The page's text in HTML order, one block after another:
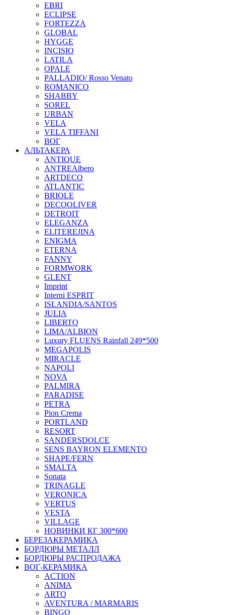
EBRI
ECLIPSE
FORTEZZA
GLOBAL
HYGGE
INCISIO
LATILA
OPALE
PALLADIO/ Rosso Venato
ROMANICO
SHABBY
SOREL
URBAN
VELA
VELA TIFFANI
ВОГ
АЛЬТАКЕРА
ANTIQUE
ANTREAlbero
ARTDECO
ATLANTIC
BRIOLE
DECOOLIVER
DETROIT
ELEGANZA
ELITEREJINA
ENIGMA
ETERNA
FANNY
FORMWORK
GLENT
Imprint
Interni ESPRIT
ISLANDIA/SANTOS
JULIA
LIBERTO
LIMA/ALBION
Luxury FLUENS Rainfall 249*500
MEGAPOLIS
MIRACLE
NAPOLI
NOVA
PALMIRA
PARADISE
PETRA
Pion Crema
PORTLAND
RESORT
SANDERSDOLCE
SENS BAYRON ELEMENTO
SHAPE/FERN
SMALTA
Sonata
TRINAGLE
VERONICA
VERTUS
VESTA
VILLAGE
НОВИНКИ КГ 300*600
БЕРЕЗАКЕРАМИКА
БОРДЮРЫ МЕТАЛЛ
БОРДЮРЫ РАСПРОДАЖА
ВОГ-КЕРАМИКА
ACTION
ANIMA
ARTO
AVENTURA / MARMARIS
BINGO